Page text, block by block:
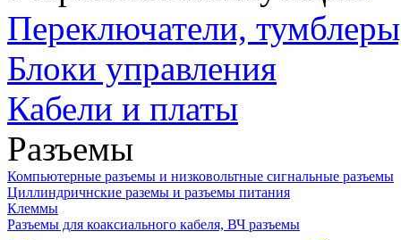
Переключатели,
Блоки управления
Кабели и платы
Разъемы
Компьютерные разъемы и низковольтные сигнальные разъемы
Циллиндричнские раземы и разъемы питания
Клеммы
Разъемы для коаксиального кабеля, ВЧ разъемы